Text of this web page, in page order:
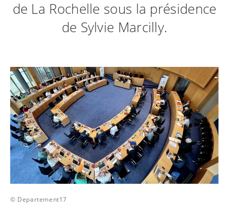
de La Rochelle sous la présidence
de Sylvie Marcilly.
© Departement17